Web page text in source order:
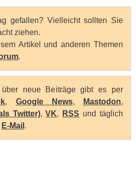
gefallen? Vielleicht sollten Sie
ziehen.
Artikel und anderen Themen
.
über neue Beiträge gibt es per
, Google News, Mastodon,
Twitter),VK, RSS und täglich
E-Mail .